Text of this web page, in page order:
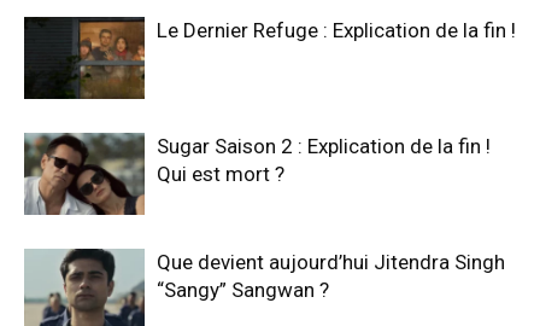
Le Dernier Refuge : Explication de la fin !
Sugar Saison 2 : Explication de la fin !
Qui est mort ?
Que devient aujourd’hui Jitendra Singh
“Sangy” Sangwan ?